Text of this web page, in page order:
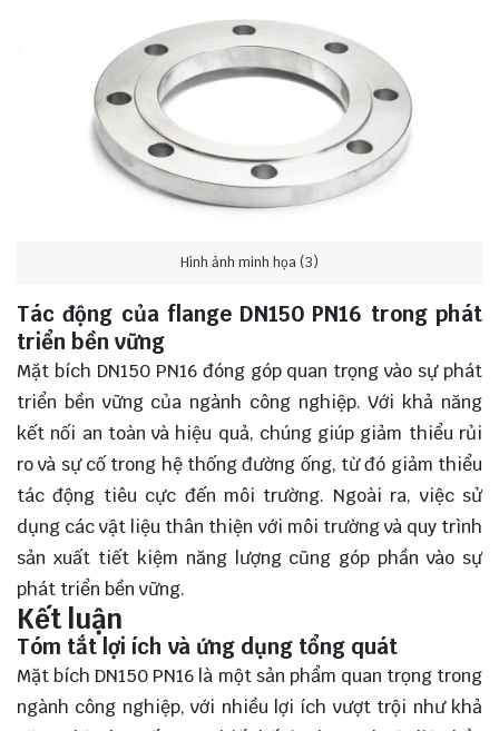
Hình ảnh minh họa (3)
Tác động của flange DN150 PN16 trong phát
triển bền vững
Mặt bích DN150 PN16 đóng góp quan trọng vào sự phát
triển bền vững của ngành công nghiệp. Với khả năng
kết nối an toàn và hiệu quả, chúng giúp giảm thiểu rủi
ro và sự cố trong hệ thống đường ống, từ đó giảm thiểu
tác động tiêu cực đến môi trường. Ngoài ra, việc sử
dụng các vật liệu thân thiện với môi trường và quy trình
sản xuất tiết kiệm năng lượng cũng góp phần vào sự
phát triển bền vững.
Kết luận
Tóm tắt lợi ích và ứng dụng tổng quát
Mặt bích DN150 PN16 là một sản phẩm quan trọng trong
ngành công nghiệp, với nhiều lợi ích vượt trội như khả